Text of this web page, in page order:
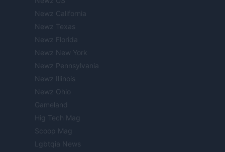
Newz California
Newz Texas
Newz Florida
Newz New York
Newz Pennsylvania
Newz Illinois
Newz Ohio
Gameland
Hig Tech Mag
Scoop Mag
Lgbtqia News